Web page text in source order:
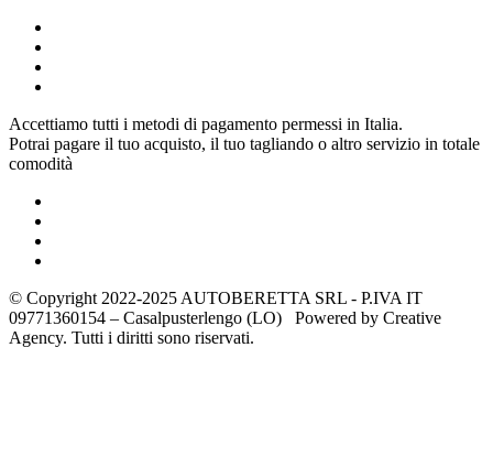
Accettiamo tutti i metodi di pagamento permessi in Italia.
Potrai pagare il tuo acquisto, il tuo tagliando o altro servizio in totale
comodità
© Copyright 2022-2025 AUTOBERETTA SRL - P.IVA IT
09771360154 – Casalpusterlengo (LO) Powered by Creative
Agency. Tutti i diritti sono riservati.